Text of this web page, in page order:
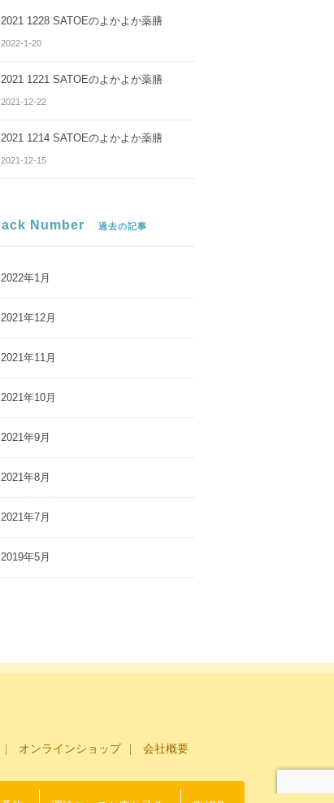
のよかよか薬膳 2021 1130 SATOEのよかよか薬膳
2021 1228 SATOEのよかよか薬膳
2022-1-20
2021 1221 SATOEのよかよか薬膳
2021-12-22
2021 1214 SATOEのよかよか薬膳
2021-12-15
Number 過去の記事
2022年1月
2021年12月
2021年11月
2021年10月
2021年9月
2021年8月
2021年7月
2019年5月
オンラインショップ 会社概要